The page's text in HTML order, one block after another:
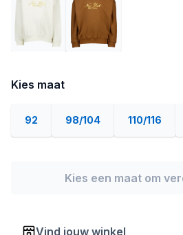
Kies maat
92 98/104 110/116
Kies een maat om
Vind jouw winkel